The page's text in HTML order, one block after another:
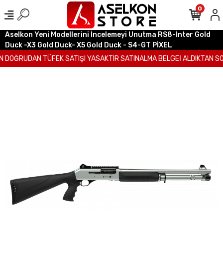
Aselkon Yeni Modellerini İncelemeyi Unutma RS8-İnter Gold
Duck -X3 Gold Duck- X5 Gold Duck - S4-GT PİXEL
DOĞRUDAN TÜFEK SATIŞI YASAKTIR SATINALMA BELGEİ ALDIKTAN
0